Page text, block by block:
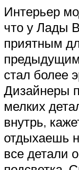
Интерьер
что у Лады
приятным
стал более
Дизайнеры
мелких
внутрь,
отдыхаешь
все детали